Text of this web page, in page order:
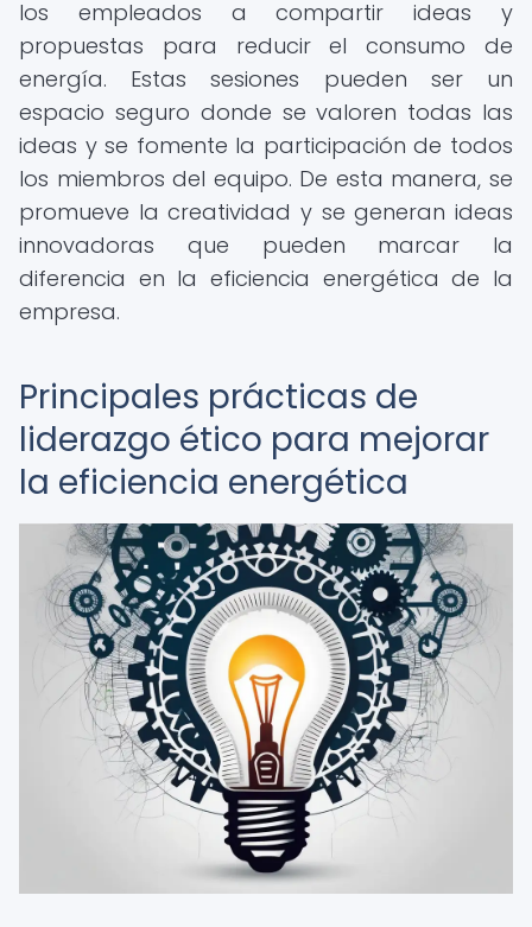
los empleados a compartir ideas y
propuestas para reducir el consumo de
energía. Estas sesiones pueden ser un
espacio seguro donde se valoren todas las
ideas y se fomente la participación de todos
los miembros del equipo. De esta manera, se
promueve la creatividad y se generan ideas
innovadoras que pueden marcar la
diferencia en la eficiencia energética de la
empresa.
Principales prácticas de
liderazgo ético para mejorar
la eficiencia energética